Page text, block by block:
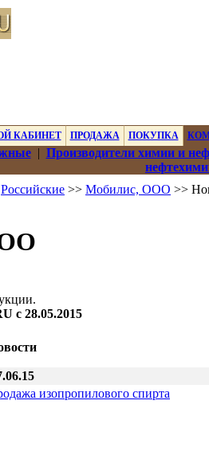
КАБИНЕТ ПРОДАЖА ПОКУПКА
| Производители химии и
Российские >> Мобилис, ООО >>
с 28.05.2015
изопропилового спирта